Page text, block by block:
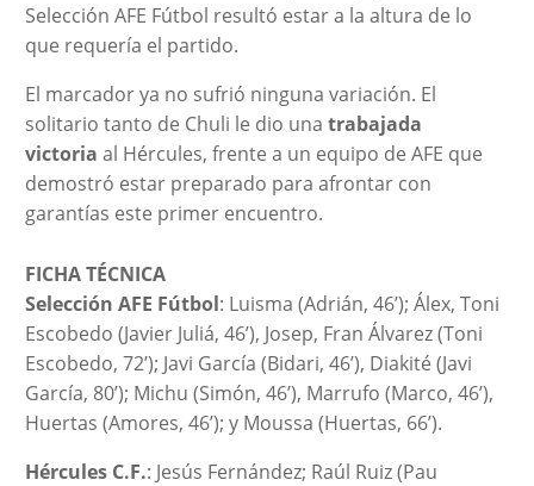
Selección AFE Fútbol resultó estar a la altura de lo
que requería el partido.
El marcador ya no sufrió ninguna variación. El
solitario tanto de Chuli le dio una trabajada
victoria al Hércules, frente a un equipo de AFE que
demostró estar preparado para afrontar con
garantías este primer encuentro.
FICHA TÉCNICA
Selección AFE Fútbol: Luisma (Adrián, 46’); Álex, Toni
Escobedo (Javier Juliá, 46’), Josep, Fran Álvarez (Toni
Escobedo, 72’); Javi García (Bidari, 46’), Diakité (Javi
García, 80’); Michu (Simón, 46’), Marrufo (Marco, 46’),
Huertas (Amores, 46’); y Moussa (Huertas, 66’).
Hércules C.F.: Jesús Fernández; Raúl Ruiz (Pau